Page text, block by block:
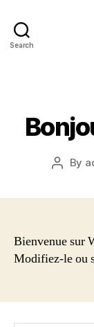
Search
Post
By
Bienvenue sur
Modifiez-le ou